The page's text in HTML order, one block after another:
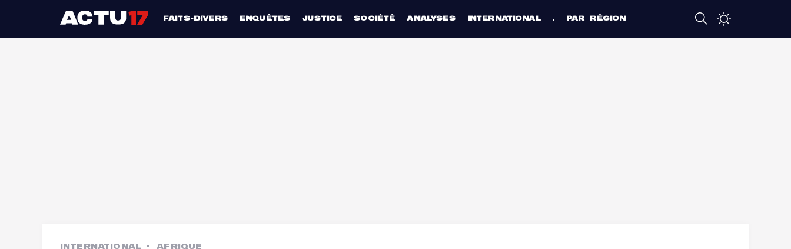
FAITS-DIVERS ENQUÊTES JUSTICE SOCIÉTÉ ANALYSES INTERNATIONAL PAR RÉGION
INTERNATIONAL AFRIQUE